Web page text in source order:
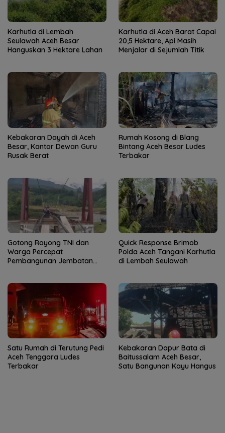
Karhutla di Lembah
Seulawah Aceh Besar
Hanguskan 3 Hektare Lahan
Karhutla di Aceh Barat Capai
20,5 Hektare, Api Masih
Menjalar di Sejumlah Titik
Kebakaran Dayah di Aceh
Besar, Kantor Dewan Guru
Rusak Berat
Rumah Kosong di Blang
Bintang Aceh Besar Ludes
Terbakar
Gotong Royong TNI dan
Warga Percepat
Pembangunan Jembatan
Quick Response Brimob
Polda Aceh Tangani Karhutla
di Lembah Seulawah
Satu Rumah di Terutung Pedi
Aceh Tenggara Ludes
Terbakar
Kebakaran Dapur Bata di
Baitussalam Aceh Besar,
Satu Bangunan Kayu Hangus